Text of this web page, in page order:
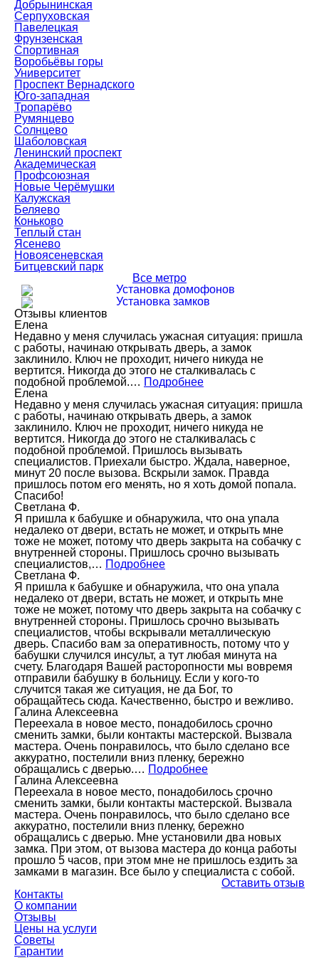
Добрынинская
Серпуховская
Павелецкая
Фрунзенская
Спортивная
Воробьёвы горы
Университет
Проспект Вернадского
Юго-западная
Тропарёво
Румянцево
Солнцево
Шаболовская
Ленинский проспект
Академическая
Профсоюзная
Новые Черёмушки
Калужская
Беляево
Коньково
Теплый стан
Ясенево
Новоясеневская
Битцевский парк
Все метро
Установка домофонов
Установка замков
Отзывы клиентов
Елена
Недавно у меня случилась ужасная ситуация: пришла
с работы, начинаю открывать дверь, а замок
заклинило. Ключ не проходит, ничего никуда не
вертится. Никогда до этого не сталкивалась с
подобной проблемой.… Подробнее
Елена
Недавно у меня случилась ужасная ситуация: пришла
с работы, начинаю открывать дверь, а замок
заклинило. Ключ не проходит, ничего никуда не
вертится. Никогда до этого не сталкивалась с
подобной проблемой. Пришлось вызывать
специалистов. Приехали быстро. Ждала, наверное,
минут 20 после вызова. Вскрыли замок. Правда
пришлось потом его менять, но я хоть домой попала.
Спасибо!
Светлана Ф.
Я пришла к бабушке и обнаружила, что она упала
недалеко от двери, встать не может, и открыть мне
тоже не может, потому что дверь закрыта на собачку с
внутренней стороны. Пришлось срочно вызывать
специалистов,… Подробнее
Светлана Ф.
Я пришла к бабушке и обнаружила, что она упала
недалеко от двери, встать не может, и открыть мне
тоже не может, потому что дверь закрыта на собачку с
внутренней стороны. Пришлось срочно вызывать
специалистов, чтобы вскрывали металлическую
дверь. Спасибо вам за оперативность, потому что у
бабушки случился инсульт, а тут любая минута на
счету. Благодаря Вашей расторопности мы вовремя
отправили бабушку в больницу. Если у кого-то
случится такая же ситуация, не да Бог, то
обращайтесь сюда. Качественно, быстро и вежливо.
Галина Алексеевна
Переехала в новое место, понадобилось срочно
сменить замки, были контакты мастерской. Вызвала
мастера. Очень понравилось, что было сделано все
аккуратно, постелили вниз пленку, бережно
обращались с дверью.… Подробнее
Галина Алексеевна
Переехала в новое место, понадобилось срочно
сменить замки, были контакты мастерской. Вызвала
мастера. Очень понравилось, что было сделано все
аккуратно, постелили вниз пленку, бережно
обращались с дверью. Мне установили два новых
замка. При этом, от вызова мастера до конца работы
прошло 5 часов, при этом мне не пришлось ездить за
замками в магазин. Все было у специалиста с собой.
Оставить отзыв
Контакты
О компании
Отзывы
Цены на услуги
Советы
Гарантии